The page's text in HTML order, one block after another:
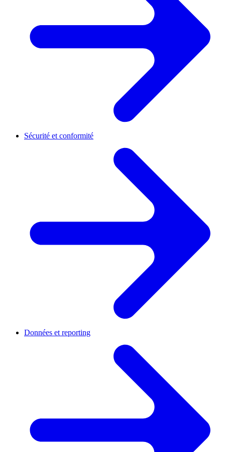
Sécurité et conformité
Données et reporting